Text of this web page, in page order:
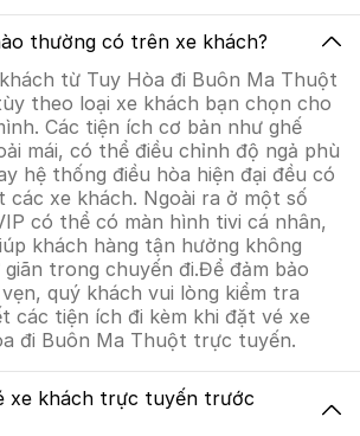
thường có trên xe khách?
từ Tuy Hòa đi Buôn Ma Thuột
theo loại xe khách bạn chọn cho
Các tiện ích cơ bản như ghế
mái, có thể điều chỉnh độ ngả phù
hệ thống điều hòa hiện đại đều có
các xe khách. Ngoài ra ở một số
có thể có màn hình tivi cá nhân,
khách hàng tận hưởng không
trong chuyến đi.Để đảm bảo
quý khách vui lòng kiểm tra
các tiện ích đi kèm khi đặt vé xe
đi Buôn Ma Thuột trực tuyến.
xe khách trực tuyến trước